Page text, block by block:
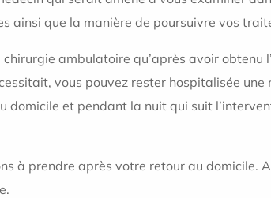
que la manière de poursuivre vos
ambulatoire qu’après avoir obtenu
vous pouvez rester hospitalisée une
et pendant la nuit qui suit
à prendre après votre retour au domicile.